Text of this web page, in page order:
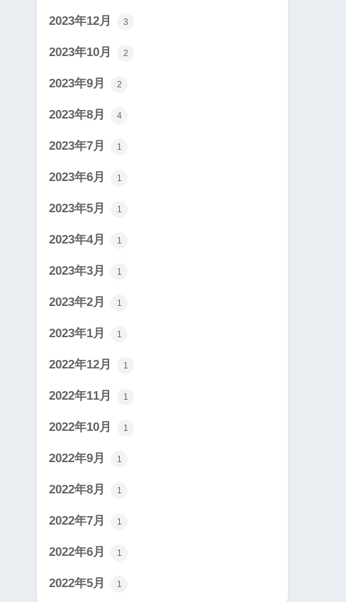
2023年12月 3
2023年10月 2
2023年9月 2
2023年8月 4
2023年7月 1
2023年6月 1
2023年5月 1
2023年4月 1
2023年3月 1
2023年2月 1
2023年1月 1
2022年12月 1
2022年11月 1
2022年10月 1
2022年9月 1
2022年8月 1
2022年7月 1
2022年6月 1
2022年5月 1